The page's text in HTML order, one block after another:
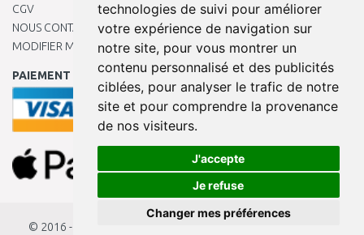
technologies de suivi pour améliorer
votre expérience de navigation sur
notre site, pour vous montrer un
contenu personnalisé et des publicités
ciblées, pour analyser le trafic de notre
site et pour comprendre la provenance
de nos visiteurs.
J'accepte
Je refuse
Changer mes préférences
CGV
NOUS CONTACTER
MODIFIER MES PRÉFÉRENCES DE COOKIES
PAIEMENT EN LIGNE
© 2016 - 2026